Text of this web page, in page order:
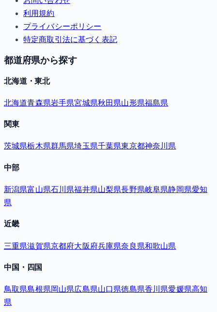
利用規約
プライバシーポリシー
特定商取引法に基づく表記
都道府県から探す
北海道・東北
北海道青森県岩手県宮城県秋田県山形県福島県
関東
茨城県栃木県群馬県埼玉県千葉県東京都神奈川県
中部
新潟県富山県石川県福井県山梨県長野県岐阜県静岡県愛知
県
近畿
三重県滋賀県京都府大阪府兵庫県奈良県和歌山県
中国・四国
鳥取県島根県岡山県広島県山口県徳島県香川県愛媛県高知
県